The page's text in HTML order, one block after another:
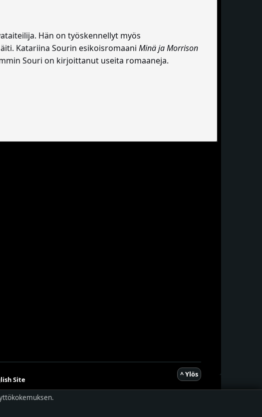
Hän on työskennellyt myös
Katariina Sourin esikoisromaani Minä ja Morrison
Souri on kirjoittanut useita romaaneja.
^ Ylös
Site